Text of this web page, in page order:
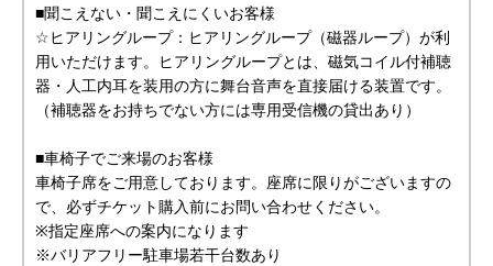
■聞こえない・聞こえにくいお客様
☆ヒアリングループ：ヒアリングループ（磁器ループ）が利
用いただけます。ヒアリングループとは、磁気コイル付補聴
器・人工内耳を装用の方に舞台音声を直接届ける装置です。
（補聴器をお持ちでない方には専用受信機の貸出あり）
■車椅子でご来場のお客様
車椅子席をご用意しております。座席に限りがございますの
で、必ずチケット購入前にお問い合わせください。
※指定座席への案内になります
※バリアフリー駐車場若干台数あり